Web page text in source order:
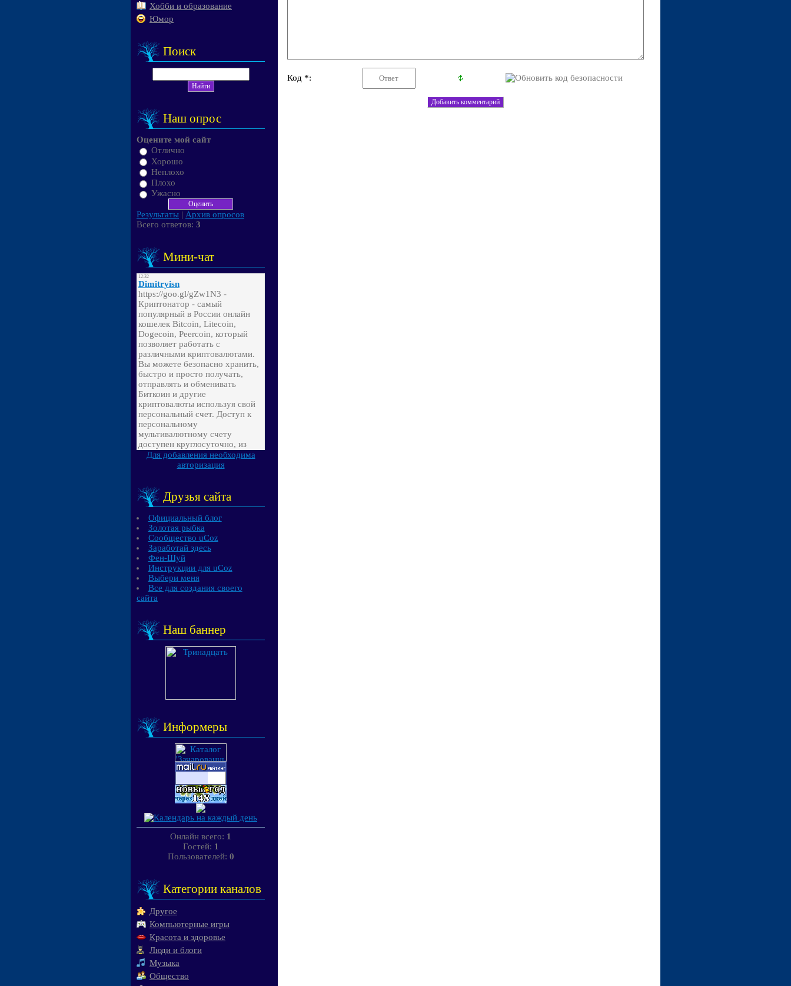
Хобби и образование
Юмор
Поиск
Наш опрос
Оцените мой сайт
Отлично
Хорошо
Неплохо
Плохо
Ужасно
Результаты | Архив опросов
Всего ответов: 3
Мини-чат
Для добавления необходима
авторизация
Друзья сайта
Официальный блог
Золотая рыбка
Сообщество uCoz
Заработай здесь
Фен-Шуй
Инструкции для uCoz
Выбери меня
Все для создания своего
сайта
Наш баннер
Информеры
Онлайн всего: 1
Гостей: 1
Пользователей: 0
Категории каналов
Другое
Компьютерные игры
Красота и здоровье
Люди и блоги
Музыка
Общество
Код *: